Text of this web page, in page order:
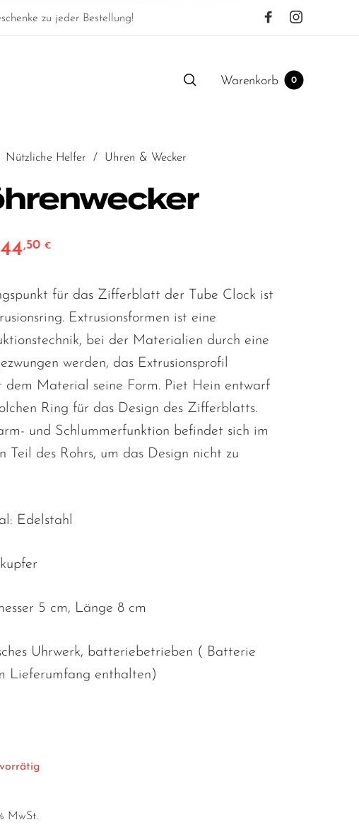
zu jeder Bestellung!
Warenkorb 0
Nützliche Helfer / Uhren & Wecker
Ursprünglicher Preis war: 89,00 €
44,50€
für das Zifferblatt der Tube Clock ist
Extrusionsformen ist eine
bei der Materialien durch eine
werden, das Extrusionsprofil
dem Material seine Form. Piet Hein entwarf
Ring für das Design des Zifferblatts.
und Schlummerfunktion befindet sich im
Teil des Rohrs, um das Design nicht zu
Edelstahl
5 cm, Länge 8 cm
Uhrwerk, batteriebetrieben ( Batterie
Lieferumfang enthalten)
MwSt.